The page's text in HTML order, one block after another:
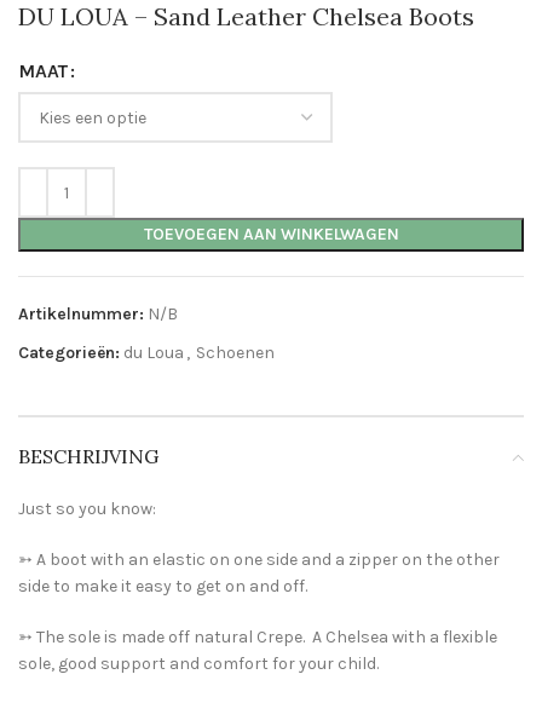
DU LOUA – Sand Leather Chelsea Boots
MAAT
TOEVOEGEN AAN WINKELWAGEN
Artikelnummer: N/B
Categorieën: du Loua , Schoenen
BESCHRIJVING
Just so you know:
➳ A boot with an elastic on one side and a zipper on the other
side to make it easy to get on and off.
➳ The sole is made off natural Crepe. A Chelsea with a flexible
sole, good support and comfort for your child.